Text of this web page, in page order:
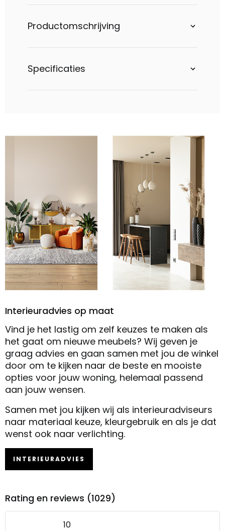
Productomschrijving
Specificaties
Interieuradvies op maat
Vind je het lastig om zelf keuzes te maken als
het gaat om nieuwe meubels? Wij geven je
graag advies en gaan samen met jou de winkel
door om te kijken naar de beste en mooiste
opties voor jouw woning, helemaal passend
aan jouw wensen.
Samen met jou kijken wij als interieuradviseurs
naar materiaal keuze, kleurgebruik en als je dat
wenst ook naar verlichting.
INTERIEURADVIES
Rating en reviews (1029)
10